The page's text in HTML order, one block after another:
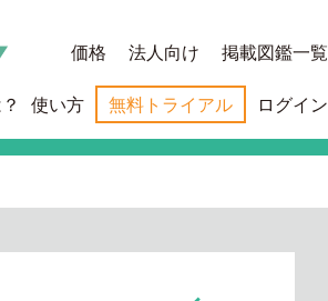
価格 法人向け 掲載図鑑一覧
使い方 無料トライアル ログイン